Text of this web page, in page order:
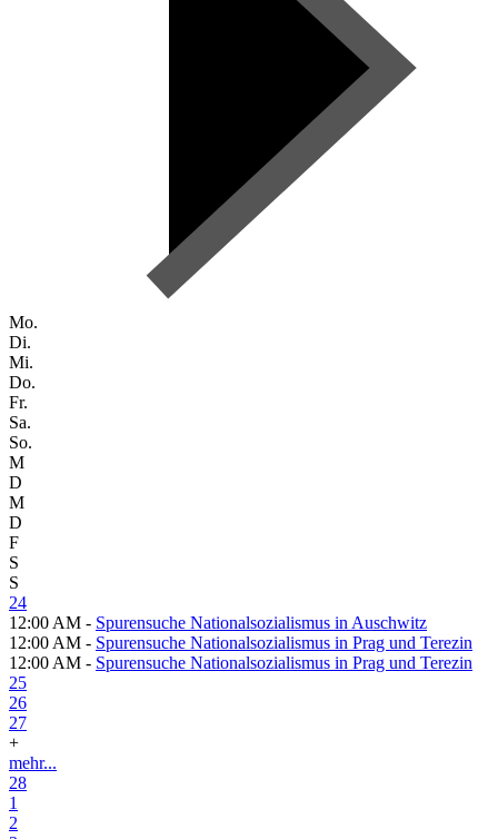
Mo.
Di.
Mi.
Do.
Fr.
Sa.
So.
M
D
M
D
F
S
S
24
12:00 AM - Spurensuche Nationalsozialismus in Auschwitz
12:00 AM - Spurensuche Nationalsozialismus in Prag und Terezin
12:00 AM - Spurensuche Nationalsozialismus in Prag und Terezin
25
26
27
+
mehr...
28
1
2